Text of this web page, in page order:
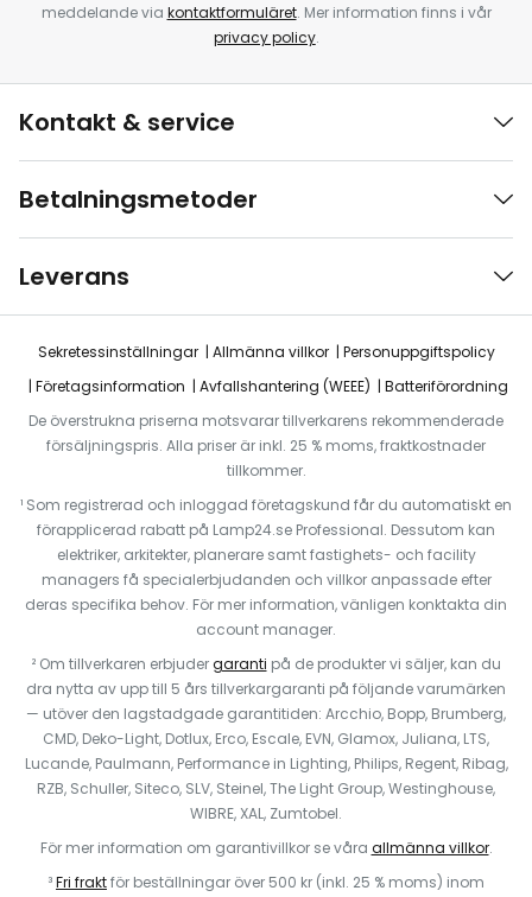
meddelande via kontaktformuläret. Mer information finns i vår
privacy policy.
Kontakt & service
Betalningsmetoder
Leverans
Sekretessinställningar Allmänna villkor
Personuppgiftspolicy
Företagsinformation
Avfallshantering (WEEE)
Batteriförordning
De överstrukna priserna motsvarar tillverkarens rekommenderade
försäljningspris. Alla priser är inkl. 25 % moms, fraktkostnader
tillkommer.
¹ Som registrerad och inloggad företagskund får du automatiskt en
förapplicerad rabatt på Lamp24.se Professional. Dessutom kan
elektriker, arkitekter, planerare samt fastighets- och facility
managers få specialerbjudanden och villkor anpassade efter
deras specifika behov. För mer information, vänligen konktakta din
account manager.
² Om tillverkaren erbjudergaranti på de produkter vi säljer, kan du
dra nytta av upp till 5 års tillverkargaranti på följande varumärken
— utöver den lagstadgade garantitiden: Arcchio, Bopp, Brumberg,
CMD, Deko-Light, Dotlux, Erco, Escale, EVN, Glamox, Juliana, LTS,
Lucande, Paulmann, Performance in Lighting, Philips, Regent, Ribag,
RZB, Schuller, Siteco, SLV, Steinel, The Light Group, Westinghouse,
WIBRE, XAL, Zumtobel.
För mer information om garantivillkor se våra allmänna villkor.
³Fri fraktför beställningar över 500 kr (inkl. 25 % moms) inom